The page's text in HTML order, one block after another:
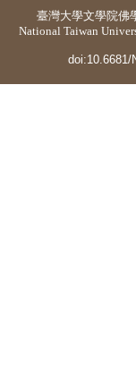
臺灣大學文學院佛
National Taiwan
doi:10.6681/